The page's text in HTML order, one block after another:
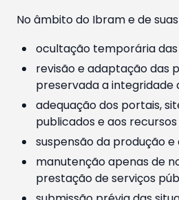
No âmbito do Ibram e de
ocultação temporária
revisão e adaptação das
preservada a integridade
adequação dos portais,
publicados e aos
suspensão da produção
manutenção apenas de
prestação de serviços